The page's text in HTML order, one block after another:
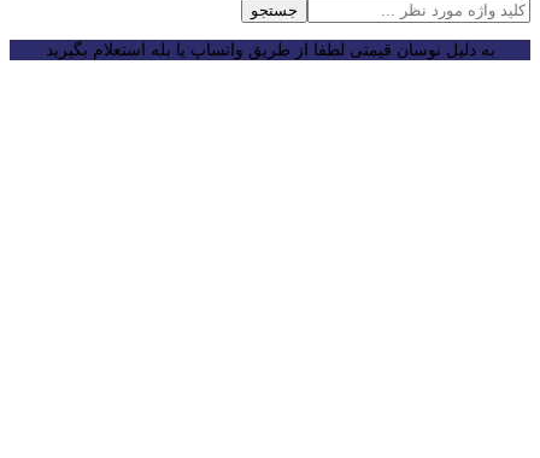
جستجو
به دلیل نوسان قیمتی لطفا از طریق واتساپ یا بله استعلام بگیرید